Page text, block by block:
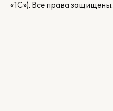
«1С»). Все права защищены.